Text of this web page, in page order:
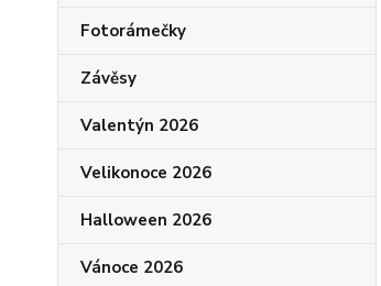
Fotorámečky
Závěsy
Valentýn 2026
Velikonoce 2026
Halloween 2026
Vánoce 2026